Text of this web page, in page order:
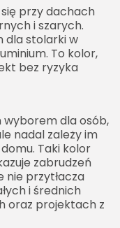
przy dachach
i szarych.
dla stolarki w
To kolor,
bez ryzyka
dla osób,
nadal zależy im
Taki kolor
zabrudzeń
nie przytłacza
i średnich
oraz projektach z